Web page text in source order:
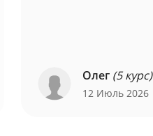
Олег (5 курс)
12 Июль 2026